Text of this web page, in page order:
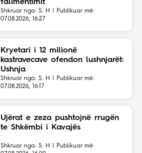
falimentimit
Shkruar nga: S. H | Publikuar më:
07.08.2026, 16:27
Kryetari i 12 milionë
kastravecave ofendon lushnjarët:
Ushnja
Shkruar nga: S. H | Publikuar më:
07.08.2026, 16:17
Ujërat e zeza pushtojnë rrugën
te Shkëmbi i Kavajës
Shkruar nga: S. H | Publikuar më: